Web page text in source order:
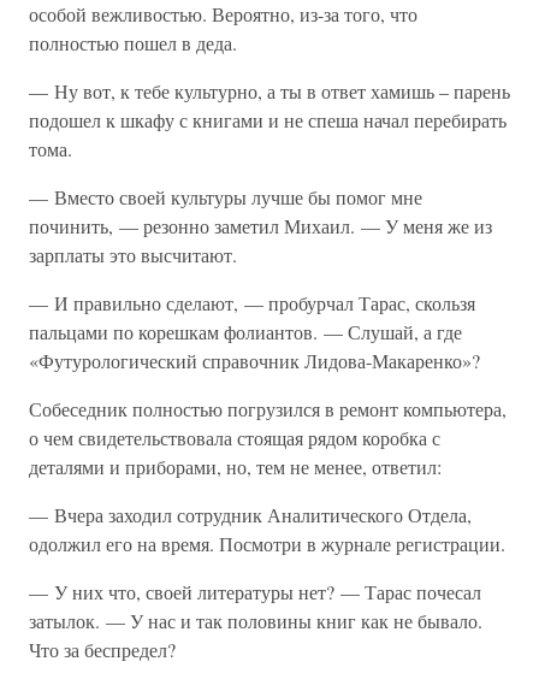
особой вежливостью. Вероятно, из-за того, что
полностью пошел в деда.
— Ну вот, к тебе культурно, а ты в ответ хамишь – парень
подошел к шкафу с книгами и не спеша начал перебирать
тома.
— Вместо своей культуры лучше бы помог мне
починить, — резонно заметил Михаил. — У меня же из
зарплаты это высчитают.
— И правильно сделают, — пробурчал Тарас, скользя
пальцами по корешкам фолиантов. — Слушай, а где
«Футурологический справочник Лидова-Макаренко»?
Собеседник полностью погрузился в ремонт компьютера,
о чем свидетельствовала стоящая рядом коробка с
деталями и приборами, но, тем не менее, ответил:
— Вчера заходил сотрудник Аналитического Отдела,
одолжил его на время. Посмотри в журнале регистрации.
— У них что, своей литературы нет? — Тарас почесал
затылок. — У нас и так половины книг как не бывало.
Что за беспредел?